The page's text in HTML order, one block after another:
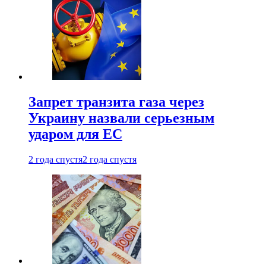
Запрет транзита газа через
Украину назвали серьезным
ударом для ЕС
2 года спустя2 года спустя